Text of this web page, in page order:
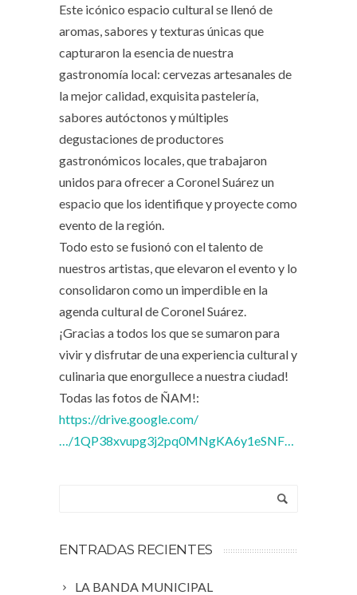
Este icónico espacio cultural se llenó de
aromas, sabores y texturas únicas que
capturaron la esencia de nuestra
gastronomía local: cervezas artesanales de
la mejor calidad, exquisita pastelería,
sabores autóctonos y múltiples
degustaciones de productores
gastronómicos locales, que trabajaron
unidos para ofrecer a Coronel Suárez un
espacio que los identifique y proyecte como
evento de la región.
Todo esto se fusionó con el talento de
nuestros artistas, que elevaron el evento y lo
consolidaron como un imperdible en la
agenda cultural de Coronel Suárez.
¡Gracias a todos los que se sumaron para
vivir y disfrutar de una experiencia cultural y
culinaria que enorgullece a nuestra ciudad!
Todas las fotos de ÑAM!:
https://drive.google.com/
…/1QP38xvupg3j2pq0MNgKA6y1eSNF…
ENTRADAS RECIENTES
LA BANDA MUNICIPAL